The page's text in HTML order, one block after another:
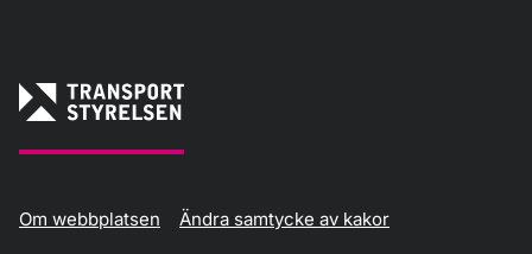
Om webbplatsen Ändra samtycke av kakor